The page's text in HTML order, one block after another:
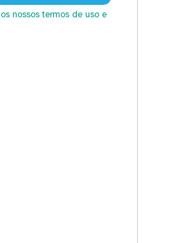
os nossos termos de uso e